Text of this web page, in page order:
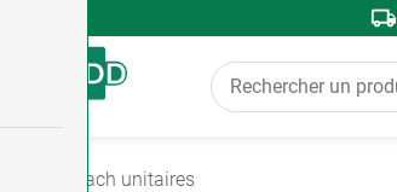
Fleurs de Bach unitaires